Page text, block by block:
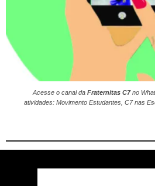
Acesse o canal da Fraternitas C7no
atividades: Movimento Estudantes, C7 nas